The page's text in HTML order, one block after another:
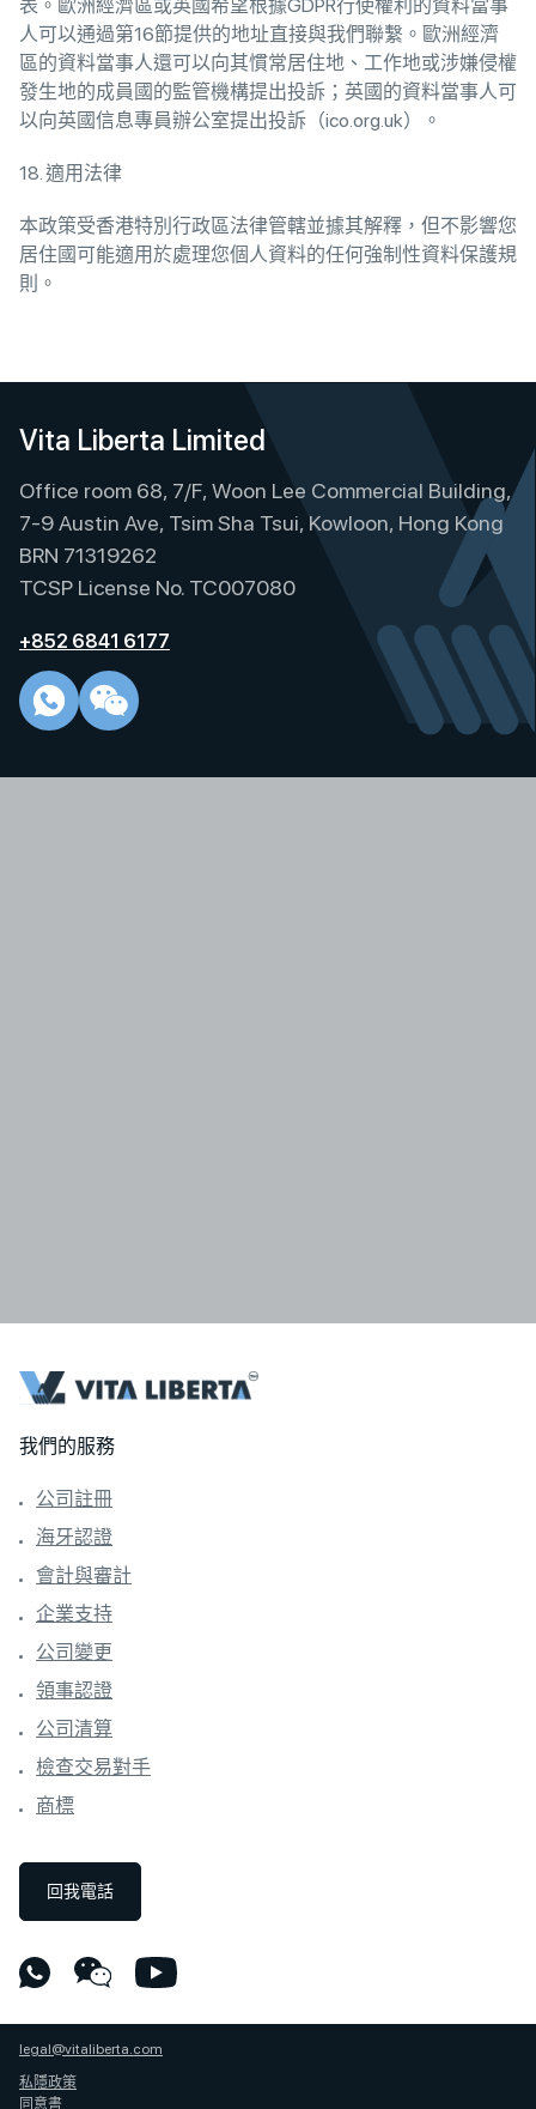
表。歐洲經濟區或英國希望根據GDPR行使權利的資料當事
人可以通過第16節提供的地址直接與我們聯繫。歐洲經濟
區的資料當事人還可以向其慣常居住地、工作地或涉嫌侵權
發生地的成員國的監管機構提出投訴；英國的資料當事人可
以向英國信息專員辦公室提出投訴（ico.org.uk）。
18. 適用法律
本政策受香港特別行政區法律管轄並據其解釋，但不影響您
居住國可能適用於處理您個人資料的任何強制性資料保護規
則。
Vita Liberta Limited
Office room 68, 7/F, Woon Lee Commercial Building,
7-9 Austin Ave, Tsim Sha Tsui, Kowloon, Hong Kong
BRN 71319262
TCSP License No. TC007080
+852 6841 6177
我們的服務
公司註冊
海牙認證
會計與審計
企業支持
公司變更
領事認證
公司清算
檢查交易對手
商標
回我電話
legal@vitaliberta.com
私隱政策
同意書